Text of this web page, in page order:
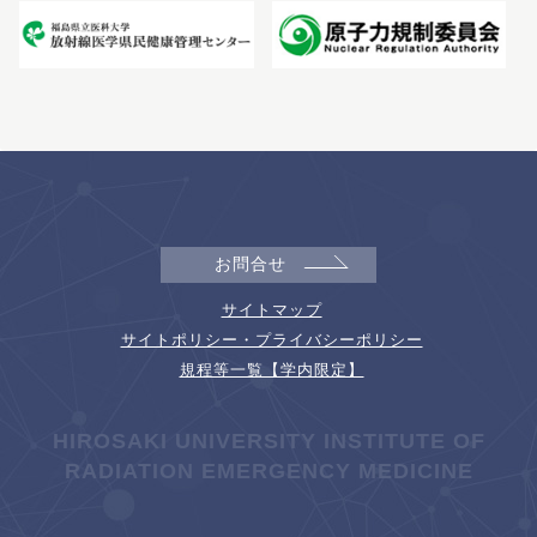
お問合せ
サイトマップ
サイトポリシー・プライバシーポリシー
規程等一覧【学内限定】
HIROSAKI UNIVERSITY INSTITUTE OF
RADIATION EMERGENCY MEDICINE